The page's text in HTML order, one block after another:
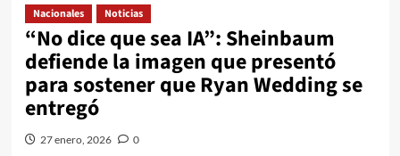
Nacionales Noticias
“No dice que sea IA”: Sheinbaum
defiende la imagen que presentó
para sostener que Ryan Wedding se
entregó
27 enero, 2026 0